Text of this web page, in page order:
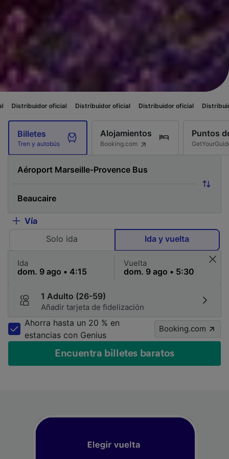
oficial Distribuidor oficial Distribuidor oficial Distribuidor oficial
Billetes
Tren y autobús
Alojamientos
Booking.com
Puntos
Vía
Solo ida
Ida y vuelta
Ida Vuelta
1 Adulto (26-59)
Añadir tarjeta de fidelización
Ahorra hasta un 20 % en
estancias con Genius
Booking.com
Encuentra billetes baratos